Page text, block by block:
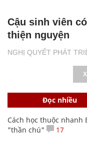
NGHỊ QUYẾT PHÁT
Cậu sinh viên
thiện nguyện
Đọc nhiều
Cách học thuộc
"thần chú"
17